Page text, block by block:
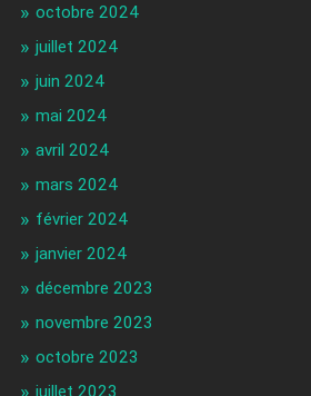
octobre 2024
juillet 2024
juin 2024
mai 2024
avril 2024
mars 2024
février 2024
janvier 2024
décembre 2023
novembre 2023
octobre 2023
juillet 2023